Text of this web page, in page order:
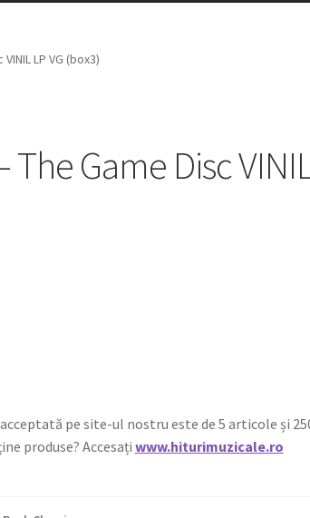
LP VG (box3)
The Game Disc
pe site-ul nostru este de 5 articole și
produse? Accesați www.hiturimuzicale.ro